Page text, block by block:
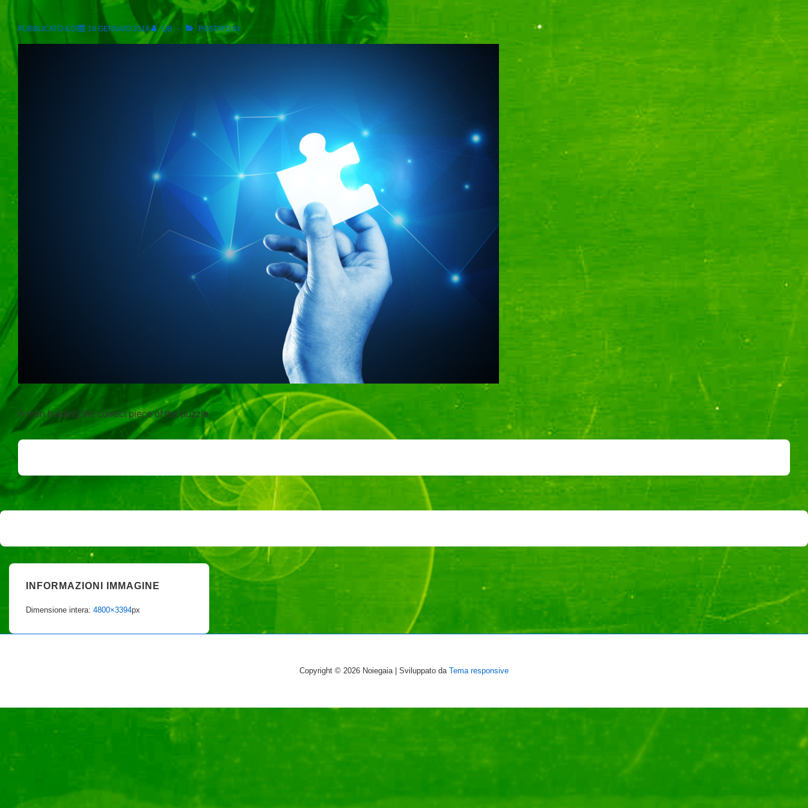
PUBBLICATO ILDI 19 GENNAIO 2016 QB POSTATO IN
A man holding the correct piece of the puzzle.
INFORMAZIONI IMMAGINE
Dimensione intera: 4800×3394px
Copyright © 2026 Noiegaia | Sviluppato da Tema responsive